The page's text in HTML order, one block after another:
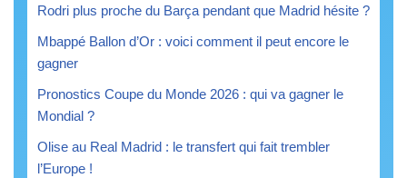
Rodri plus proche du Barça pendant que Madrid hésite ?
Mbappé Ballon d’Or : voici comment il peut encore le
gagner
Pronostics Coupe du Monde 2026 : qui va gagner le
Mondial ?
Olise au Real Madrid : le transfert qui fait trembler
l’Europe !